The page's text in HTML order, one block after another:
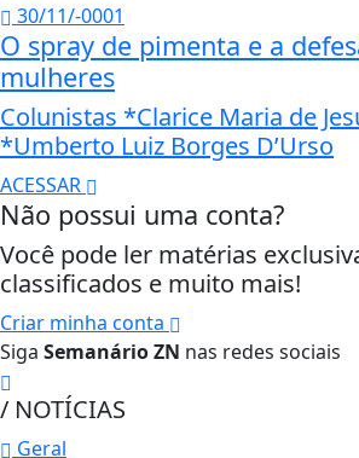
30/11/-0001
O spray de pimenta e a
mulheres
Colunistas *Clarice Maria de
*Umberto Luiz Borges D’Urso
ACESSAR
Não possui uma conta?
Você pode ler matérias
classificados e muito mais!
Criar minha conta
Siga Semanário ZN nas redes sociais
/ NOTÍCIAS
Geral